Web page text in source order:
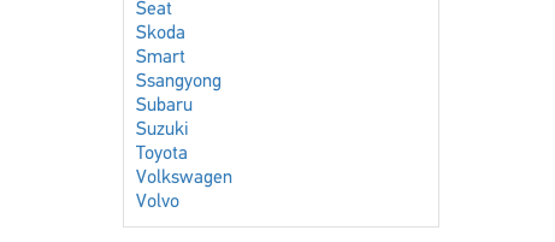
Seat
Skoda
Smart
Ssangyong
Subaru
Suzuki
Toyota
Volkswagen
Volvo